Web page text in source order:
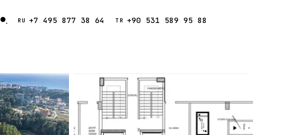
RU +7 495 877 38 64 TR +90 531 589 95 88
Испания Кипр
Таиланд